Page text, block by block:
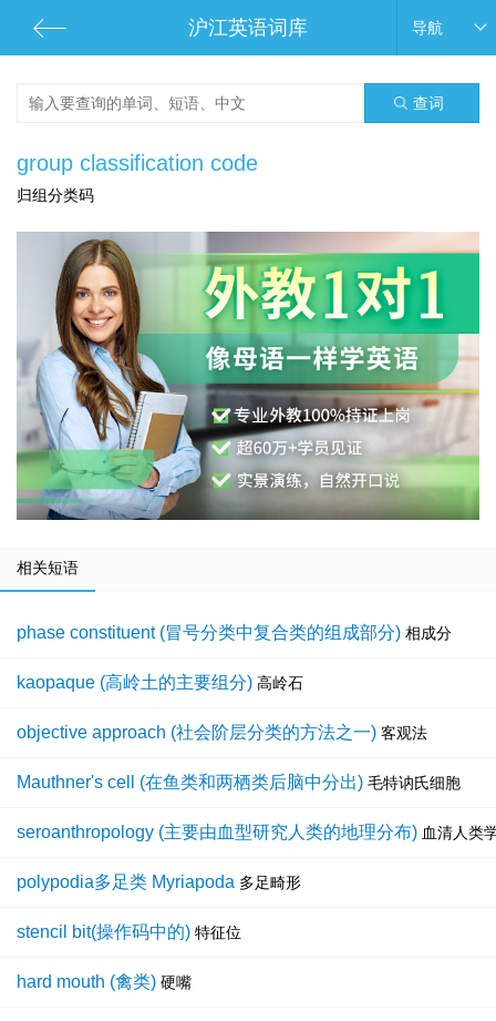
沪江英语词库 导航
查词
group classification code
归组分类码
相关短语
phase constituent (冒号分类中复合类的组成部分) 相成分
kaopaque (高岭土的主要组分) 高岭石
objective approach (社会阶层分类的方法之一) 客观法
Mauthner's cell (在鱼类和两栖类后脑中分出) 毛特讷氏细胞
seroanthropology (主要由血型研究人类的地理分布) 血清人类
polypodia多足类 Myriapoda 多足畸形
stencil bit(操作码中的) 特征位
hard mouth (禽类) 硬嘴